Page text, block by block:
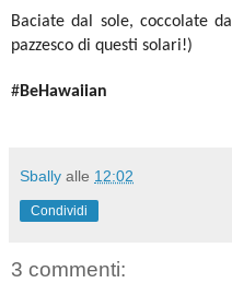
Baciate dal sole, coccolate da
pazzesco di questi solari!)
#BeHawaiian
Sbally alle 12:02
Condividi
3 commenti: